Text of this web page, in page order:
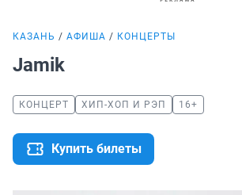
КАЗАНЬ АФИША КОНЦЕРТЫ
Jamik
КОНЦЕРТ ХИП-ХОП И РЭП 16+
Купить билеты